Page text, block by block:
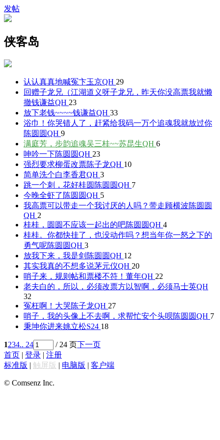
发帖
侠客岛
认认真真地喊冤卞玉京QH 29
回赠子龙兄（江湖道义呀子龙兄，昨天你没高票我就懒
撤钱谦益QH 23
放下老钱~~~~钱谦益QH 33
浴巾！你哭错人了，赶紧给我码一万个追魂我就放过你
陈圆圆QH 9
满庭芳，步韵追魂吴三桂~~苏昆生QH 6
呻吟一下陈圆圆QH 23
强烈要求柳蛋改票陈子龙QH 10
简单洗个白李香君QH 3
跳一个刺，花好桂圆 陈圆圆QH 7
今晚全虾了 陈圆圆QH 5
我高票可以带走一个我讨厌的人吗？带走顾横波陈圆圆
QH 2
桂桂，圆圆不应该一起出的吧陈圆圆QH 4
桂桂。你都快挂了，也没动作吗？想当年你一怒之下的
勇气呢陈圆圆QH 3
放我下来，我是剑 陈圆圆QH 12
其实我真的不想多说茅元仪QH 20
哨子来，规则帖和票楼不符！ 董年QH 22
老夫白的，所以，必须改票方以智啊，必须马士英QH
32
冤枉啊！大哭陈子龙QH 27
哨子，我的头像上不去啊，求帮忙安个头呗陈圆圆QH 7
秉坤你进来姚立松S24 18
1234.. 24 / 24 页下一页
首页 | 登录 | 注册
标准版 | 触屏版 | 电脑版 | 客户端
© Comsenz Inc.